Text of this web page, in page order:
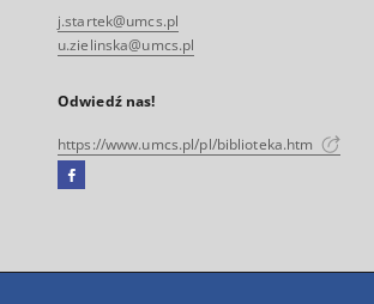
j.startek@umcs.pl
u.zielinska@umcs.pl
Odwiedź nas!
https://www.umcs.pl/pl/biblioteka.htm
Facebook
się